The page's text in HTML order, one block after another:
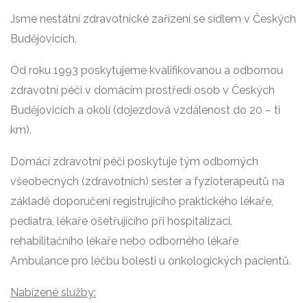
Jsme nestátní zdravotnické zařízení se sídlem v Českých
Budějovicích.
Od roku 1993 poskytujeme kvalifikovanou a odbornou
zdravotní péči v domácím prostředí osob v Českých
Budějovicích a okolí (dojezdová vzdálenost do 20 – ti
km).
Domácí zdravotní péči poskytuje tým odborných
všeobecných (zdravotních) sester a fyzioterapeutů na
základě doporučení registrujícího praktického lékaře,
pediatra, lékaře ošetřujícího při hospitalizaci,
rehabilitačního lékaře nebo odborného lékaře
Ambulance pro léčbu bolesti u onkologických pacientů.
Nabízené služby: